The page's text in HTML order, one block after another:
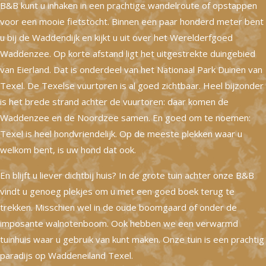
B&B kunt u inhaken in een prachtige wandelroute of opstappen
voor een mooie fietstocht. Binnen een paar honderd meter bent
u bij de Waddendijk en kijkt u uit over het Werelderfgoed
Waddenzee. Op korte afstand ligt het uitgestrekte duingebied
van Eierland. Dat is onderdeel van het Nationaal Park Duinen van
Texel. De Texelse vuurtoren is al goed zichtbaar. Heel bijzonder
is het brede strand achter de vuurtoren: daar komen de
Waddenzee en de Noordzee samen. En goed om te noemen:
Texel is heel hondvriendelijk. Op de meeste plekken waar u
welkom bent, is uw hond dat ook.
En blijft u liever dichtbij huis? In de grote tuin achter onze B&B
vindt u genoeg plekjes om u met een goed boek terug te
trekken. Misschien wel in de oude boomgaard of onder de
imposante walnotenboom. Ook hebben we een verwarmd
tuinhuis waar u gebruik van kunt maken. Onze tuin is een prachtig
paradijs op Waddeneiland Texel.